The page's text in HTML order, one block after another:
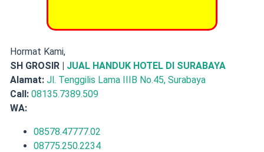
Hormat Kami,
SH GROSIR | JUAL HANDUK HOTEL DI SURABAYA
Alamat: Jl. Tenggilis Lama IIIB No.45, Surabaya
Call: 08135.7389.509
WA:
08578.47777.02
08775.250.2234